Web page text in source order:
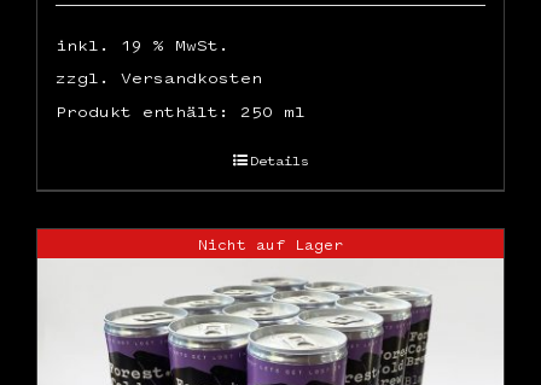
inkl. 19 % MwSt.
zzgl. Versandkosten
Produkt enthält: 250 ml
Details
Nicht auf Lager